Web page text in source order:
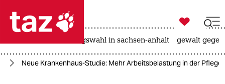
 taz zahl ich
taz zahl ich

taz zahl ich
landtagswahl in sachsen-anhalt gewalt
Neue Krankenhaus-Studie: Mehr Arbeitsbelastung in der Pflege